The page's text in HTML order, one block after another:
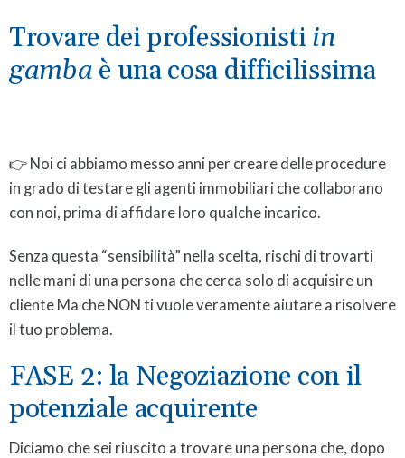
Trovare dei professionisti in
gamba è una cosa difficilissima
👉 Noi ci abbiamo messo anni per creare delle procedure
in grado di testare gli agenti immobiliari che collaborano
con noi, prima di affidare loro qualche incarico.
Senza questa “sensibilità” nella scelta, rischi di trovarti
nelle mani di una persona che cerca solo di acquisire un
cliente Ma che NON ti vuole veramente aiutare a risolvere
il tuo problema.
FASE 2: la Negoziazione con il
potenziale acquirente
Diciamo che sei riuscito a trovare una persona che, dopo